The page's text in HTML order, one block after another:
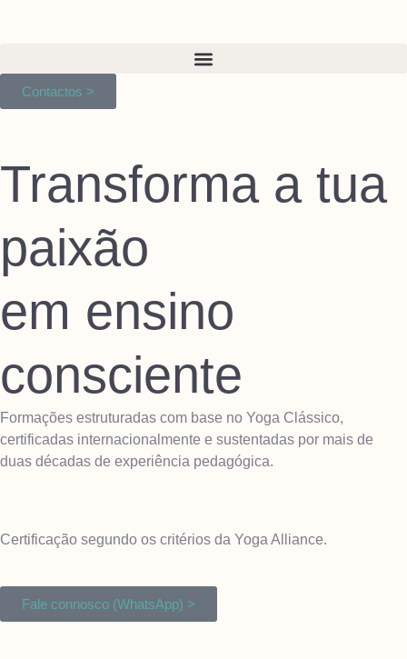
Contactos >
Transforma a tua
paixão
em ensino
consciente
Formações estruturadas com base no Yoga Clássico,
certificadas internacionalmente e sustentadas por mais de
duas décadas de experiência pedagógica.
Certificação segundo os critérios da Yoga Alliance.
Fale connosco (WhatsApp) >